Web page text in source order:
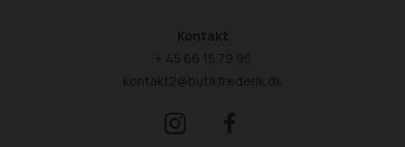
Kontakt
+ 45 66 15 79 95
kontakt2@butikfrederik.dk